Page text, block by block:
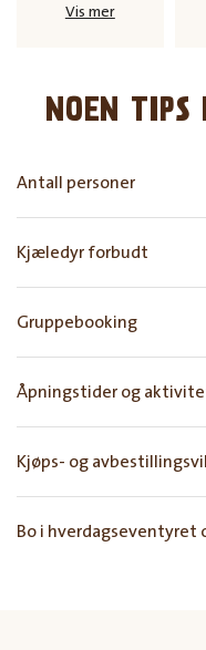
ildprøveplasse
Vis mer
NOEN TIPS
Antall personer
Kjæledyr forbudt
Gruppebooking
Åpningstider og
Kjøps- og
Bo i hverdagseventyret